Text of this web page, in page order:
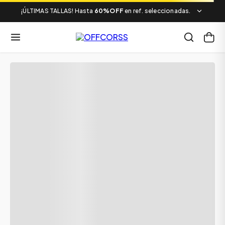
¡ÚLTIMAS TALLAS! Hasta 60%OFF en ref. seleccionadas.